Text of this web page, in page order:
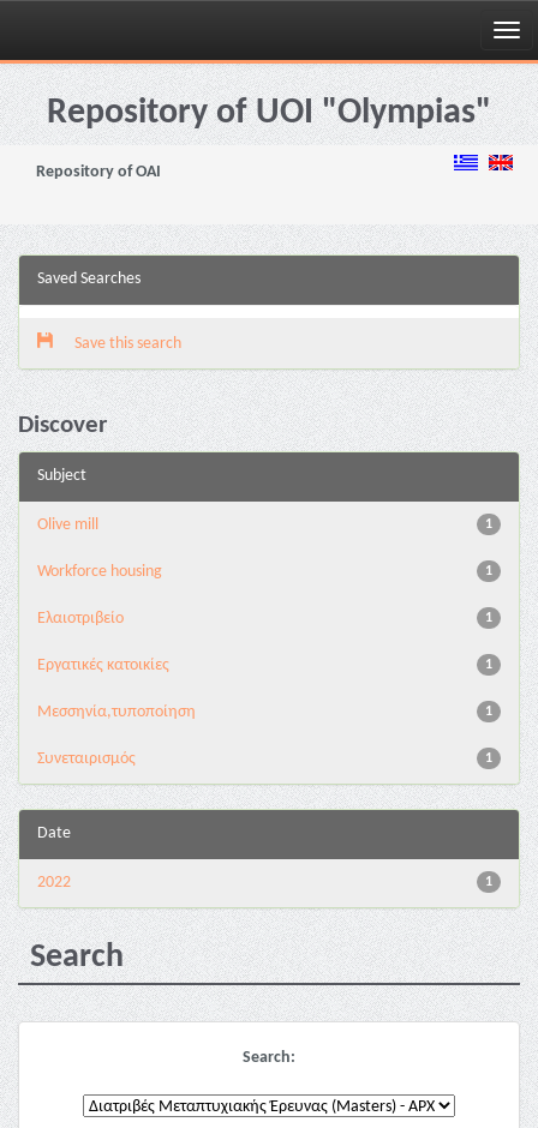
Skip
navigationRepository of UOI "Olympias"
Repository of OAI
Saved Searches
Save this search
Discover
Subject
1
Olive mill
1
Workforce housing
1
Ελαιοτριβείο
1
Εργατικές κατοικίες
1
Μεσσηνία,τυποποίηση
1
Συνεταιρισμός
Date
1
2022
Search
Search: